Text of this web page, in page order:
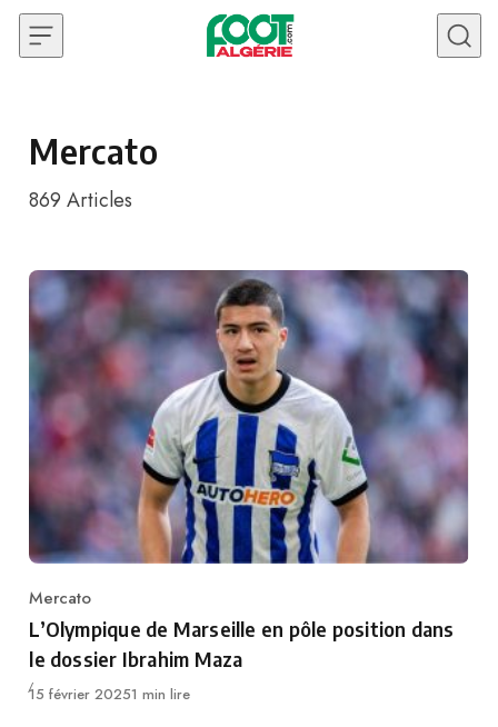
Skip to content
Mercato
869 Articles
Category
Mercato
L’Olympique de Marseille en pôle position dans
le dossier Ibrahim Maza
Publié
15 février 20251 min lire